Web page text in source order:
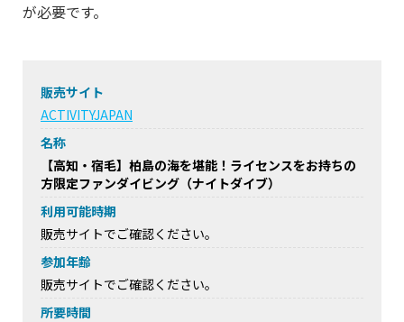
が必要です。
販売サイト
ACTIVITYJAPAN
名称
【高知・宿毛】柏島の海を堪能！ライセンスをお持ちの
方限定ファンダイビング（ナイトダイブ）
利用可能時期
販売サイトでご確認ください。
参加年齢
販売サイトでご確認ください。
所要時間